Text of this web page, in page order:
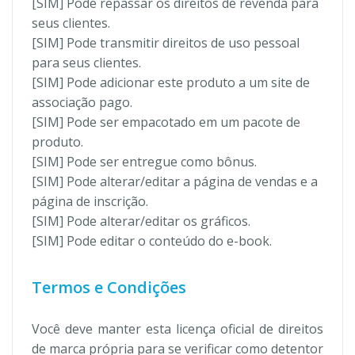
seus clientes.
[SIM] Pode transmitir direitos de uso pessoal
para seus clientes.
[SIM] Pode adicionar este produto a um site de
associação pago.
[SIM] Pode ser empacotado em um pacote de
produto.
[SIM] Pode ser entregue como bônus.
[SIM] Pode alterar/editar a página de vendas e a
página de inscrição.
[SIM] Pode alterar/editar os gráficos.
[SIM] Pode editar o conteúdo do e-book.
Termos e Condições
Você deve manter esta licença oficial de direitos
de marca própria para se verificar como detentor